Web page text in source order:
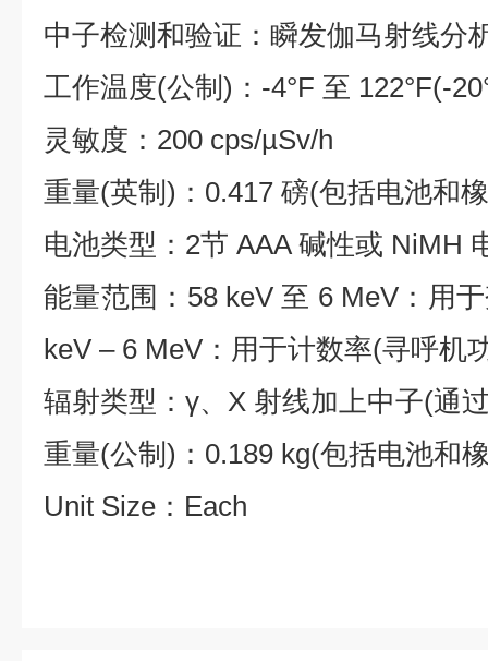
中子检测和验证：瞬发伽马射线分
工作温度(公制)：-4°F 至 122°F(-
灵敏度：200 cps/µSv/h
重量(英制)：0.417 磅(包括电池和
电池类型：2节 AAA 碱性或 NiMH
能量范围：58 keV 至 6 MeV：用
keV – 6 MeV：用于计数率(寻呼机
辐射类型：γ、X 射线加上中子(通
重量(公制)：0.189 kg(包括电池和
Unit Size：Each